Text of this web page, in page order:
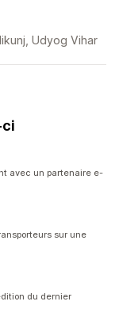
Udyog Vihar
ci
avec un partenaire e-
sur une
du dernier